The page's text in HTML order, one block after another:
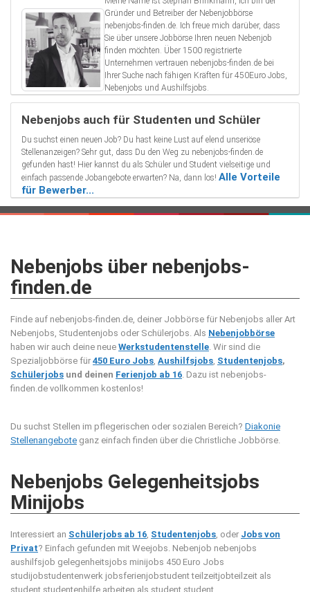
Gründer und Betreiber der Nebenjobbörse
nebenjobs-finden.de. Ich freue mich darüber, dass
Sie über unsere Jobbörse Ihren neuen Nebenjob
finden möchten. Über 1500 registrierte
Unternehmen vertrauen nebenjobs-finden.de bei
Ihrer Suche nach fähigen Kräften für 450Euro Jobs,
Nebenjobs und Aushilfsjobs.
Nebenjobs auch für Studenten und Schüler
Du suchst einen neuen Job? Du hast keine Lust auf elend unseriöse
Stellenanzeigen? Sehr gut, dass Du den Weg zu nebenjobs-finden.de
gefunden hast! Hier kannst du als Schüler und Student vielseitige und
einfach passende Jobangebote erwarten? Na, dann los! Alle Vorteile
für Bewerber...
Nebenjobs über nebenjobs-
finden.de
Finde auf nebenjobs-finden.de, deiner Jobbörse für Nebenjobs aller Art
Nebenjobs, Studentenjobs oder Schülerjobs. Als Nebenjobbörse
haben wir auch deine neue Werkstudentenstelle. Wir sind die
Spezialjobbörse für 450 Euro Jobs, Aushilfsjobs, Studentenjobs,
Schülerjobs und deinen Ferienjob ab 16. Dazu ist nebenjobs-
finden.de vollkommen kostenlos!
Du suchst Stellen im pflegerischen oder sozialen Bereich? Diakonie
Stellenangebote ganz einfach finden über die Christliche Jobbörse.
Nebenjobs Gelegenheitsjobs
Minijobs
Interessiert an Schülerjobs ab 16, Studentenjobs, oder Jobs von
Privat? Einfach gefunden mit Weejobs. Nebenjob nebenjobs
aushilfsjob gelegenheitsjobs minijobs 450 Euro Jobs
studijobstudentenwerk jobsferienjobstudent teilzeitjobteilzeit als
student studentenhilfe arbeiten als student student